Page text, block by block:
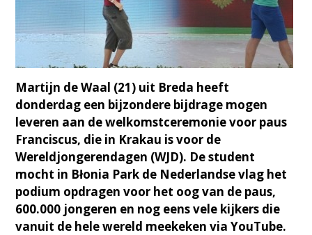
Martijn de Waal (21) uit Breda heeft
donderdag een bijzondere bijdrage mogen
leveren aan de welkomstceremonie voor paus
Franciscus, die in Krakau is voor de
Wereldjongerendagen (WJD). De student
mocht in Błonia Park de Nederlandse vlag het
podium opdragen voor het oog van de paus,
600.000 jongeren en nog eens vele kijkers die
vanuit de hele wereld meekeken via YouTube.